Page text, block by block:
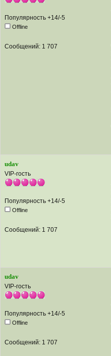
Популярность +14/-5
Offline
Сообщений: 1 707
udav
VIP-гость
Популярность +14/-5
Offline
Сообщений: 1 707
udav
VIP-гость
Популярность +14/-5
Offline
Сообщений: 1 707